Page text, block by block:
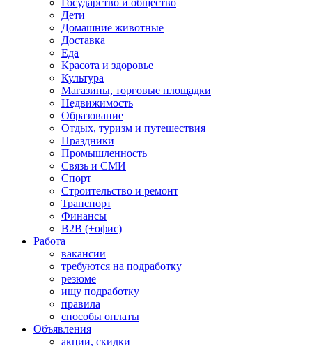
Государство и общество
Дети
Домашние животные
Доставка
Еда
Красота и здоровье
Культура
Магазины, торговые площадки
Недвижимость
Образование
Отдых, туризм и путешествия
Праздники
Промышленность
Связь и СМИ
Спорт
Строительство и ремонт
Транспорт
Финансы
B2B (+офис)
Работа
вакансии
требуются на подработку
резюме
ищу подработку
правила
способы оплаты
Объявления
акции, скидки